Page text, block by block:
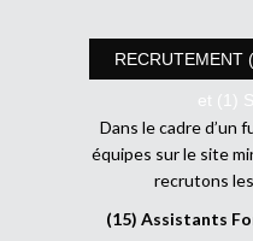
RECRUTEMENT
et (1)
Dans le cadre d’un
équipes sur le site
recrutons
(15) Assistants